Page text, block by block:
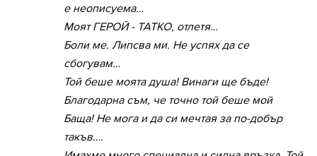
е неописуема…
Моят ГЕРОЙ - ТАТКО, отлетя…
Боли ме. Липсва ми. Не успях да се
сбогувам…
Той беше моята душа! Винаги ще бъде!
Благодарна съм, че точно той беше мой
Баща! Не мога и да си мечтая за по-добър
такъв….